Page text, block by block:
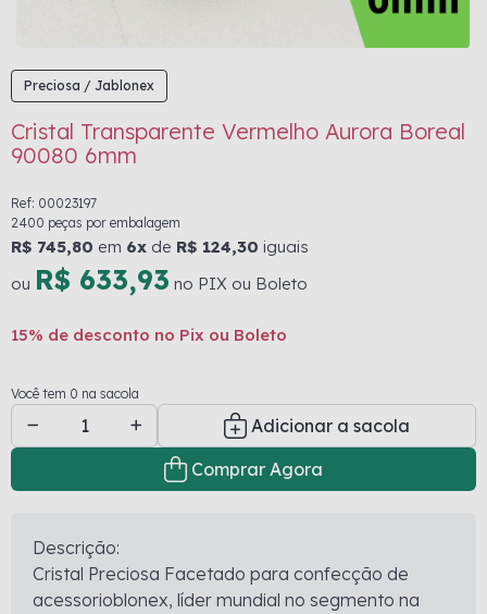
Preciosa / Jablonex
Cristal Transparente Vermelho Aurora Boreal
90080 6mm
Ref: 00023197
2400 peças por embalagem
R$ 745,80 em 6x de R$ 124,30 iguais
ou R$ 633,93 no PIX ou Boleto
15% de desconto no Pix ou Boleto
Você tem 0 na sacola
Adicionar a sacola
Comprar Agora
Descrição:
Cristal Preciosa Facetado para confecção de
acessorioblonex, líder mundial no segmento na